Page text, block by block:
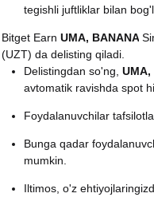
tegishli juftliklar bilan
Bitget Earn UMA, BANANA
(UZT) da delisting qiladi.
Delistingdan so'ng, UMA,
avtomatik ravishda spot
Foydalanuvchilar
Bunga qadar
mumkin.
Iltimos, o'z